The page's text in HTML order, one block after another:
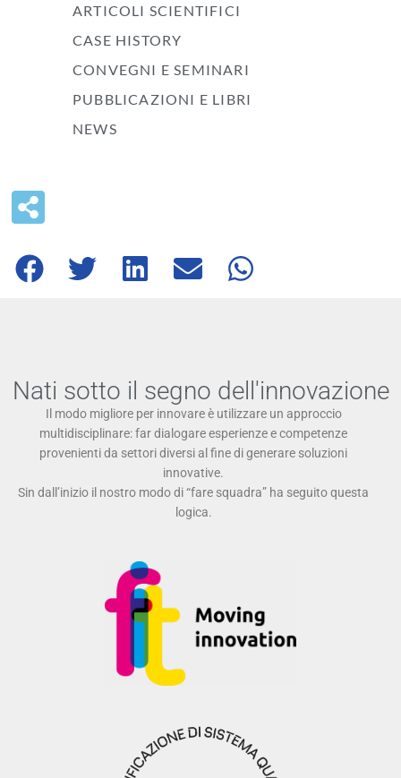
ARTICOLI SCIENTIFICI
CASE HISTORY
CONVEGNI E SEMINARI
PUBBLICAZIONI E LIBRI
NEWS
Nati sotto il segno dell'innovazione
Il modo migliore per innovare è utilizzare un approccio
multidisciplinare: far dialogare esperienze e competenze
provenienti da settori diversi al fine di generare soluzioni
innovative.
Sin dall’inizio il nostro modo di “fare squadra” ha seguito questa
logica.